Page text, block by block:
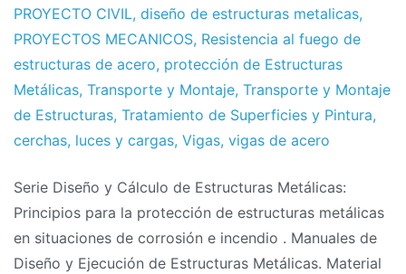
PROYECTO CIVIL, diseño de estructuras metalicas,
PROYECTOS MECANICOS, Resistencia al fuego de
estructuras de acero, protección de Estructuras
Metálicas, Transporte y Montaje, Transporte y Montaje
de Estructuras, Tratamiento de Superficies y Pintura,
cerchas, luces y cargas, Vigas, vigas de acero
Serie Diseño y Cálculo de Estructuras Metálicas:
Principios para la protección de estructuras metálicas
en situaciones de corrosión e incendio . Manuales de
Diseño y Ejecución de Estructuras Metálicas. Material